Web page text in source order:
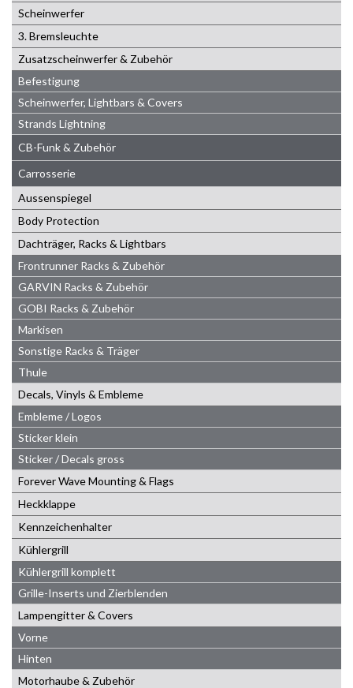
Scheinwerfer
3. Bremsleuchte
Zusatzscheinwerfer & Zubehör
Befestigung
Scheinwerfer, Lightbars & Covers
Strands Lightning
CB-Funk & Zubehör
Carrosserie
Aussenspiegel
Body Protection
Dachträger, Racks & Lightbars
Frontrunner Racks & Zubehör
GARVIN Racks & Zubehör
GOBI Racks & Zubehör
Markisen
Sonstige Racks & Träger
Thule
Decals, Vinyls & Embleme
Embleme / Logos
Sticker klein
Sticker / Decals gross
Forever Wave Mounting & Flags
Heckklappe
Kennzeichenhalter
Kühlergrill
Kühlergrill komplett
Grille-Inserts und Zierblenden
Lampengitter & Covers
Vorne
Hinten
Motorhaube & Zubehör